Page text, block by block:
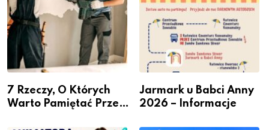
7 Rzeczy, O Których
Warto Pamiętać Przed
Jarmark u Babci Anny
2026 – Informacje